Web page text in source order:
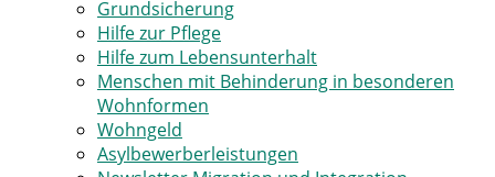
Grundsicherung
Hilfe zur Pflege
Hilfe zum Lebensunterhalt
Menschen mit Behinderung in besonderen
Wohnformen
Wohngeld
Asylbewerberleistungen